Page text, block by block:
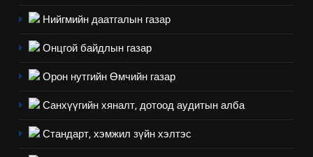
Нийгмийн даатгалын газар
Онцгой байдлын газар
Орон нутгийн Өмчийн газар
Санхүүгийн хяналт, дотоод аудитын алба
Стандарт, хэмжил зүйн хэлтэс
Санхүүгийн тайланд хийсэн
аудитын дүгнэлт
7